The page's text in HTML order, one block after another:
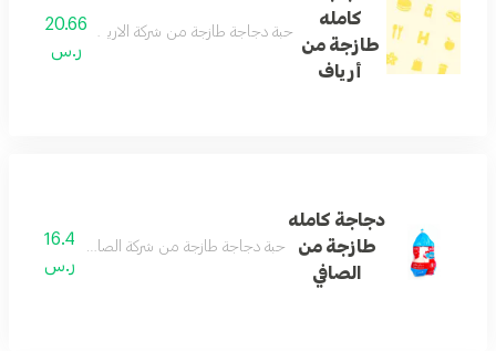
كامله
طازجة من
أرياف
حبة دجاجة طازجة من شركة الارياف تصلح لجميع أنواع
20.66
ر.س
دجاجة كامله
طازجة من
الصافي
حبة دجاجة طازجة من شركة الصافى تصلح لجميع أنواع
16.4
ر.س